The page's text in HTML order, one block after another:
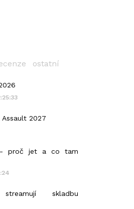
ostatní
2027
- proč jet a co tam
skladbu